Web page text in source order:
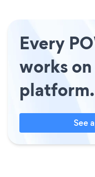
Every
works
platform.
See